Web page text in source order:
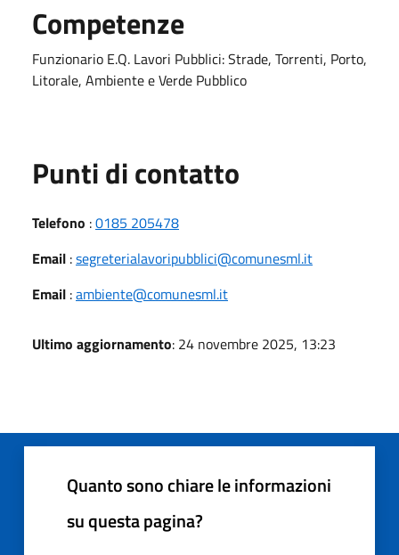
Competenze
Funzionario E.Q. Lavori Pubblici: Strade, Torrenti, Porto,
Litorale, Ambiente e Verde Pubblico
Punti di contatto
Telefono :0185 205478
Email :segreterialavoripubblici@comunesml.it
Email :ambiente@comunesml.it
Ultimo aggiornamento: 24 novembre 2025, 13:23
Quanto sono chiare le informazioni
su questa pagina?